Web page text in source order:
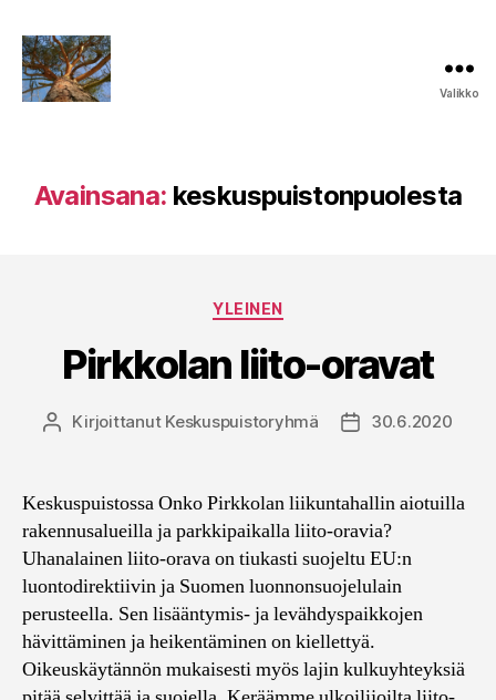
Valikko
Avainsana: keskuspuistonpuolesta
Kategoriat
YLEINEN
Pirkkolan liito-oravat
Kirjoittaja
Kirjoittanut Keskuspuistoryhmä 30.6.2020
Keskuspuistossa Onko Pirkkolan liikuntahallin aiotuilla
rakennusalueilla ja parkkipaikalla liito-oravia?
Uhanalainen liito-orava on tiukasti suojeltu EU:n
luontodirektiivin ja Suomen luonnonsuojelulain
perusteella. Sen lisääntymis- ja levähdyspaikkojen
hävittäminen ja heikentäminen on kiellettyä.
Oikeuskäytännön mukaisesti myös lajin kulkuyhteyksiä